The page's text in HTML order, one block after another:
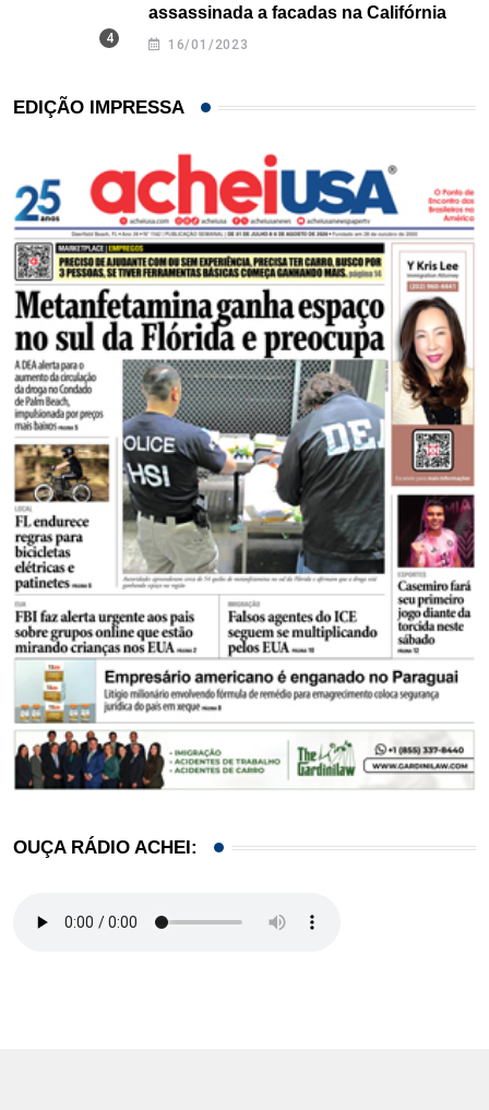
assassinada a facadas na Califórnia
16/01/2023
EDIÇÃO IMPRESSA
OUÇA RÁDIO ACHEI: